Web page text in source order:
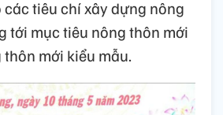
tiêu chí xây dựng nông
tới mục tiêu nông thôn mới
mới kiểu mẫu.